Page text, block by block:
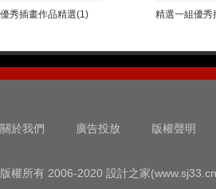
優秀插畫作品精選(1) 精選一組優秀
關於我們 廣告投放 版權聲明
版權所有 2006-2020 設計之家